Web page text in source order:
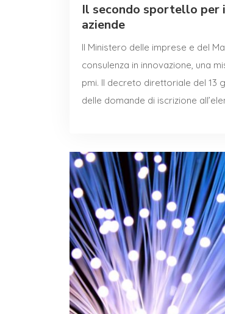
Il secondo sportello per
aziende
Il Ministero delle imprese e del
consulenza in innovazione, una
pmi. Il decreto direttoriale del 13
delle domande di iscrizione